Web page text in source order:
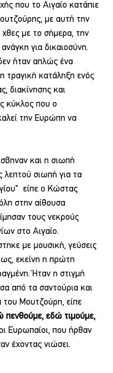
που το Αιγαίο κατάπιε
με αυτή την
με το σήμερα, την
για δικαιοσύνη.
ήταν απλώς ένα
τραγική κατάληξη ενός
διακίνησης και
κύκλος που ο
την Ευρώπη να
και η σιωπή
λεπτού σιωπή για τα
είπε ο Κώστας
στην αίθουσα
τους νεκρούς
στο Αιγαίο.
με μουσική, γεύσεις
εκείνη η πρώτη
Ήταν η στιγμή
από τα σαντούρια και
του Μουτζούρη, είπε
πενθούμε, εδώ τιμούμε,
Ευρωπαίοι, που ήρθαν
έχοντας νιώσει.